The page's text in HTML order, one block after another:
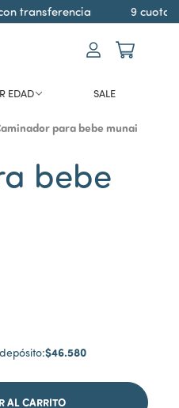
transferencia 9 cuotas
EDAD SALE
para bebe munai
bebe
$46.580